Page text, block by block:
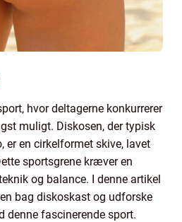
hvor deltagerne konkurrerer
muligt. Diskosen, der typisk
er en cirkelformet skive, lavet
sportsgrene kræver en
og balance. I denne artikel
bag diskoskast og udforske
denne fascinerende sport.